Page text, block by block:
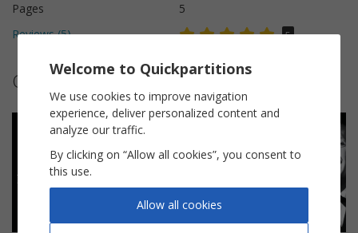
Pages
5
Reviews (5) 5
Other sheet music by Bourvil
Welcome to Quickpartitions
We use cookies to improve navigation
experience, deliver personalized content and
analyze our traffic.
By clicking on “Allow all cookies”, you consent to
this use.
Allow all cookies